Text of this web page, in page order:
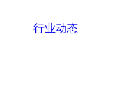
行业动态